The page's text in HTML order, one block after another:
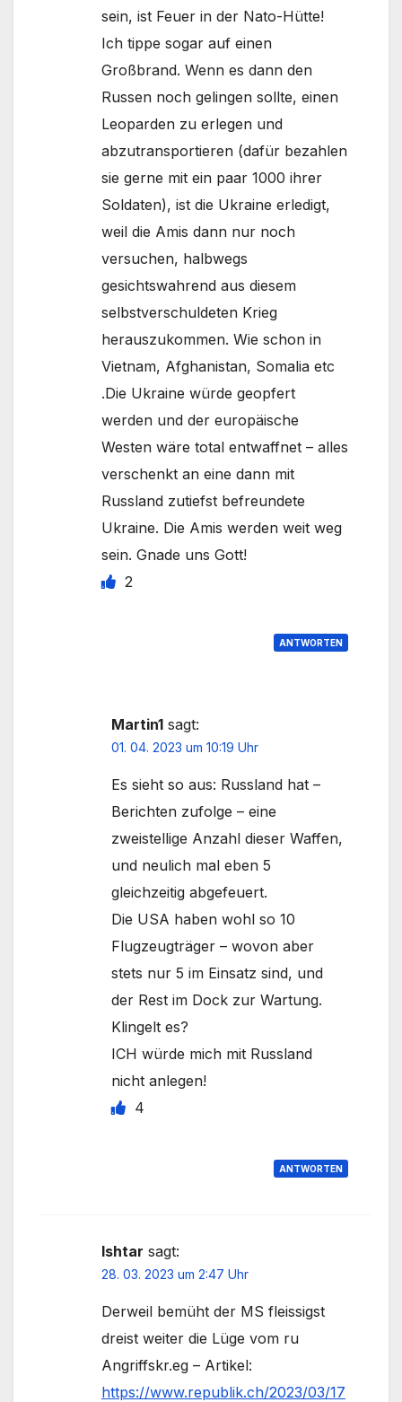
sein, ist Feuer in der Nato-Hütte!
Ich tippe sogar auf einen
Großbrand. Wenn es dann den
Russen noch gelingen sollte, einen
Leoparden zu erlegen und
abzutransportieren (dafür bezahlen
sie gerne mit ein paar 1000 ihrer
Soldaten), ist die Ukraine erledigt,
weil die Amis dann nur noch
versuchen, halbwegs
gesichtswahrend aus diesem
selbstverschuldeten Krieg
herauszukommen. Wie schon in
Vietnam, Afghanistan, Somalia etc
.Die Ukraine würde geopfert
werden und der europäische
Westen wäre total entwaffnet – alles
verschenkt an eine dann mit
Russland zutiefst befreundete
Ukraine. Die Amis werden weit weg
sein. Gnade uns Gott!
2
ANTWORTEN
Martin1 sagt:
01. 04. 2023 um 10:19 Uhr
Es sieht so aus: Russland hat –
Berichten zufolge – eine
zweistellige Anzahl dieser Waffen,
und neulich mal eben 5
gleichzeitig abgefeuert.
Die USA haben wohl so 10
Flugzeugträger – wovon aber
stets nur 5 im Einsatz sind, und
der Rest im Dock zur Wartung.
Klingelt es?
ICH würde mich mit Russland
nicht anlegen!
4
ANTWORTEN
Ishtar sagt:
28. 03. 2023 um 2:47 Uhr
Derweil bemüht der MS fleissigst
dreist weiter die Lüge vom ru
Angriffskr.eg – Artikel:
https://www.republik.ch/2023/03/17